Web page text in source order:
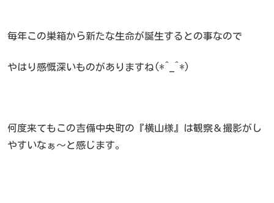
毎年この巣箱から新たな生命が誕生するとの事なので
やはり感慨深いものがありますね(*^_^*)
何度来てもこの吉備中央町の『横山様』は観察＆撮影がし
やすいなぁ～と感じます。